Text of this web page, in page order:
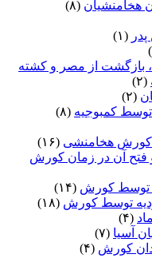
هخامنشیان (۸)
(۱)
، بازگشت از مصر و کشته
(۲)
(۲)
کمبوجیه (۸)
کورش هخامنشی (۱۶)
فتح آن در زمان کورش
توسط کورش (۱۴)
توسط کورش (۱۸)
(۴)
آسیا (۷)
کورش (۴)